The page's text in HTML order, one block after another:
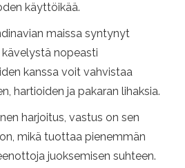
käyttöikää.
maissa syntynyt
nopeasti
kanssa voit vahvistaa
hartioiden ja pakaran lihaksia.
harjoitus, vastus on sen
mikä tuottaa pienemmän
juoksemisen suhteen.